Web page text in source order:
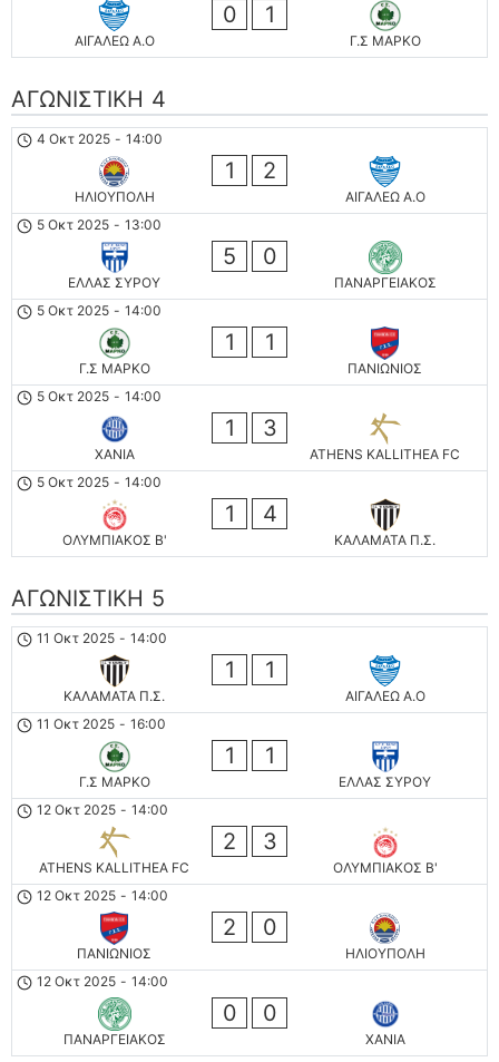
ΑΙΓΑΛΕΩ A.O
0 1
Γ.Σ ΜΑΡΚΟ
ΑΓΩΝΙΣΤΙΚΗ 4
4 Οκτ 2025 - 14:00
ΗΛΙΟΥΠΟΛΗ
1 2
ΑΙΓΑΛΕΩ A.O
5 Οκτ 2025 - 13:00
ΕΛΛΑΣ ΣΥΡΟΥ
5 0
ΠΑΝΑΡΓΕΙΑΚΟΣ
5 Οκτ 2025 - 14:00
Γ.Σ ΜΑΡΚΟ
1 1
ΠΑΝΙΩΝΙΟΣ
5 Οκτ 2025 - 14:00
ΧΑΝΙΑ
1 3
ATHENS KALLITHEA FC
5 Οκτ 2025 - 14:00
ΟΛΥΜΠΙΑΚΟΣ Β'
1 4
ΚΑΛΑΜΑΤΑ Π.Σ.
ΑΓΩΝΙΣΤΙΚΗ 5
11 Οκτ 2025 - 14:00
ΚΑΛΑΜΑΤΑ Π.Σ.
1 1
ΑΙΓΑΛΕΩ A.O
11 Οκτ 2025 - 16:00
Γ.Σ ΜΑΡΚΟ
1 1
ΕΛΛΑΣ ΣΥΡΟΥ
12 Οκτ 2025 - 14:00
ATHENS KALLITHEA FC
2 3
ΟΛΥΜΠΙΑΚΟΣ Β'
12 Οκτ 2025 - 14:00
ΠΑΝΙΩΝΙΟΣ
2 0
ΗΛΙΟΥΠΟΛΗ
12 Οκτ 2025 - 14:00
ΠΑΝΑΡΓΕΙΑΚΟΣ
0 0
ΧΑΝΙΑ